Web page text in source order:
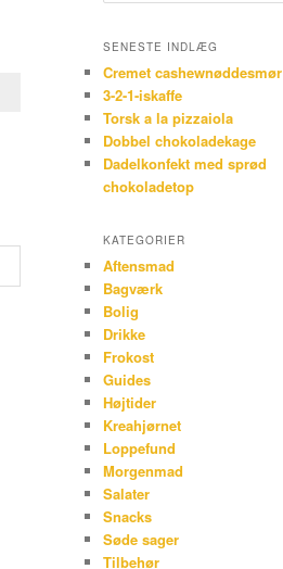
SENESTE INDLÆG
Cremet cashewnøddesmør
3-2-1-iskaffe
Torsk a la pizzaiola
Dobbel chokoladekage
Dadelkonfekt med sprød
chokoladetop
KATEGORIER
Aftensmad
Bagværk
Bolig
Drikke
Frokost
Guides
Højtider
Kreahjørnet
Loppefund
Morgenmad
Salater
Snacks
Søde sager
Tilbehør